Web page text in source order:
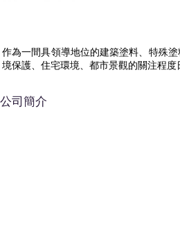
作為一間具領導地位的建築塗料、特殊
境保護、住宅環境、都市景觀的關注程
公司簡介